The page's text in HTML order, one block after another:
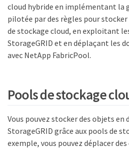
cloud hybride en implémentant la
pilotée par des règles pour
de stockage cloud, en exploitant
StorageGRID et en déplaçant les
avec NetApp FabricPool.
Pools de stockage
Vous pouvez stocker des objets en
StorageGRID grâce aux pools de
exemple, vous pouvez déplacer